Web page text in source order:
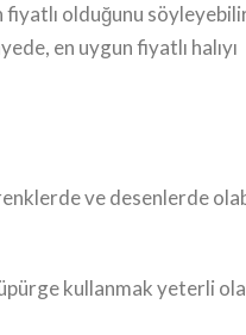
fiyatlı olduğunu
en uygun fiyatlı halıyı
ve desenlerde
kullanmak yeterli